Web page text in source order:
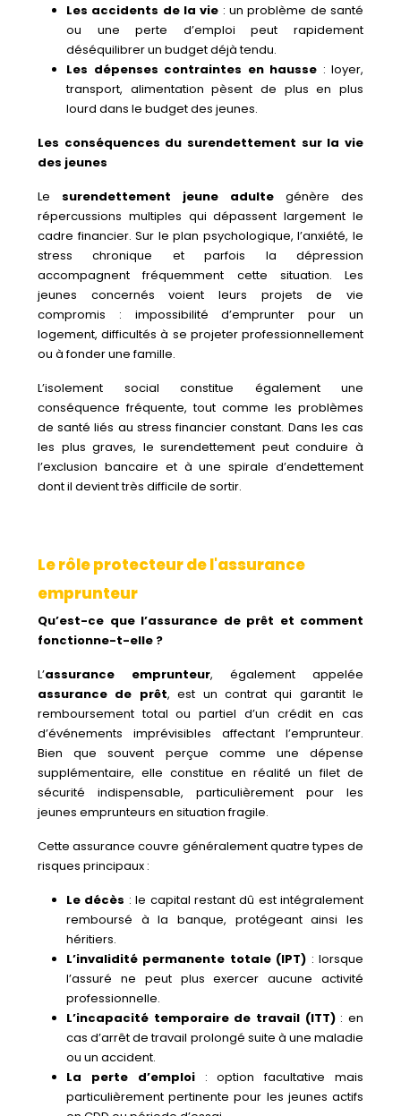
Les accidents de la vie : un problème de santé
ou une perte d’emploi peut rapidement
déséquilibrer un budget déjà tendu.
Les dépenses contraintes en hausse : loyer,
transport, alimentation pèsent de plus en plus
lourd dans le budget des jeunes.
Les conséquences du surendettement sur la vie
des jeunes
Le surendettement jeune adulte génère des
répercussions multiples qui dépassent largement le
cadre financier. Sur le plan psychologique, l’anxiété, le
stress chronique et parfois la dépression
accompagnent fréquemment cette situation. Les
jeunes concernés voient leurs projets de vie
compromis : impossibilité d’emprunter pour un
logement, difficultés à se projeter professionnellement
ou à fonder une famille.
L’isolement social constitue également une
conséquence fréquente, tout comme les problèmes
de santé liés au stress financier constant. Dans les cas
les plus graves, le surendettement peut conduire à
l’exclusion bancaire et à une spirale d’endettement
dont il devient très difficile de sortir.
Le rôle protecteur de l'assurance
emprunteur
Qu’est-ce que l’assurance de prêt et comment
fonctionne-t-elle ?
L’assurance emprunteur, également appelée
assurance de prêt, est un contrat qui garantit le
remboursement total ou partiel d’un crédit en cas
d’événements imprévisibles affectant l’emprunteur.
Bien que souvent perçue comme une dépense
supplémentaire, elle constitue en réalité un filet de
sécurité indispensable, particulièrement pour les
jeunes emprunteurs en situation fragile.
Cette assurance couvre généralement quatre types de
risques principaux :
Le décès : le capital restant dû est intégralement
remboursé à la banque, protégeant ainsi les
héritiers.
L’invalidité permanente totale (IPT) : lorsque
l’assuré ne peut plus exercer aucune activité
professionnelle.
L’incapacité temporaire de travail (ITT): en
cas d’arrêt de travail prolongé suite à une maladie
ou un accident.
La perte d’emploi: option facultative mais
particulièrement pertinente pour les jeunes actifs